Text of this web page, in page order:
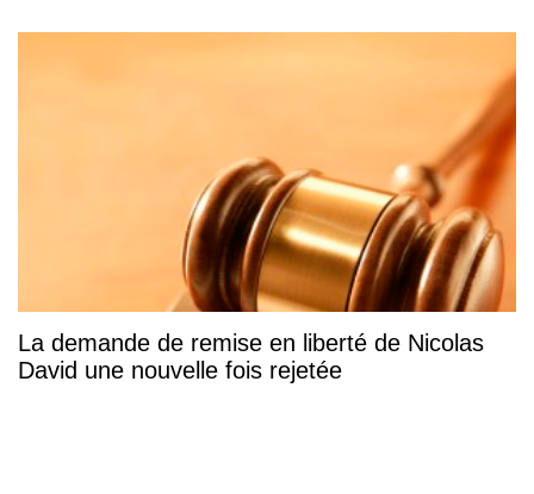
La demande de remise en liberté de Nicolas
David une nouvelle fois rejetée